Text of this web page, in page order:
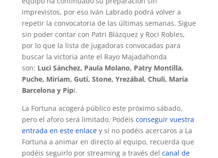
imprevistos, por eso Iván Labrado podrá volver a
repetir la convocatoria de las últimas semanas. Sigue
sin poder contar con Patri Blázquez y Roci Robles,
por lo que la lista de jugadoras convocadas para
buscar la victoria ante el Rayo Majadahonda
son: Luci Sánchez, Paula Molano, Patry Montilla,
Puche, Miriam, Guti, Stone, Yrezábal, Chuli, María
Barcelona y Pipi.
La Fortuna acogerá público este próximo sábado,
pero el aforo será limitado. Podéis conseguir vuestra
entrada en este enlacey si no podéis acercaros a La
Fortuna a animar en directo al equipo, recuerda que
podéis seguirlo por streaming a través del canal de